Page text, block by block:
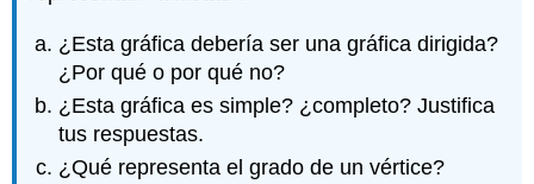
¿Esta gráfica debería ser una gráfica dirigida?
¿Por qué o por qué no?
¿Esta gráfica es simple? ¿completo? Justifica
tus respuestas.
¿Qué representa el grado de un vértice?